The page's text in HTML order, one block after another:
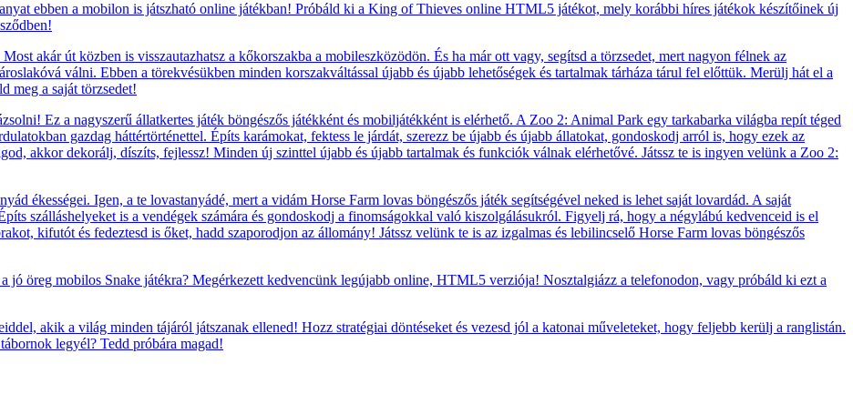
ebben a mobilon is játszható online játékban! Próbáld ki a King of Thieves online HTML5 játékot, mely korábbi híres játékok készítőinek új
akár út közben is visszautazhatsz a kőkorszakba a mobileszközödön. És ha már ott vagy, segítsd a törzsedet, mert nagyon félnek az
válni. Ebben a törekvésükben minden korszakváltással újabb és újabb lehetőségek és tartalmak tárháza tárul fel előttük. Merülj hát el a
meg a saját törzsedet!
Ez a nagyszerű állatkertes játék böngészős játékként és mobiljátékként is elérhető. A Zoo 2: Animal Park egy tarkabarka világba repít téged
gazdag háttértörténettel. Építs karámokat, fektess le járdát, szerezz be újabb és újabb állatokat, gondoskodj arról is, hogy ezek az
akkor dekorálj, díszíts, fejlessz! Minden új szinttel újabb és újabb tartalmak és funkciók válnak elérhetővé. Játssz te is ingyen velünk a Zoo 2:
ékességei. Igen, a te lovastanyádé, mert a vidám Horse Farm lovas böngészős játék segítségével neked is lehet saját lovardád. A saját
szálláshelyeket is a vendégek számára és gondoskodj a finomságokkal való kiszolgálásukról. Figyelj rá, hogy a négylábú kedvenceid is el
kifutót és fedeztesd is őket, hadd szaporodjon az állomány! Játssz velünk te is az izgalmas és lebilincselő Horse Farm lovas böngészős
jó öreg mobilos Snake játékra? Megérkezett kedvencünk legújabb online, HTML5 verziója! Nosztalgiázz a telefonodon, vagy próbáld ki ezt a
akik a világ minden tájáról játszanak ellened! Hozz stratégiai döntéseket és vezesd jól a katonai műveleteket, hogy feljebb kerülj a ranglistán.
legyél? Tedd próbára magad!